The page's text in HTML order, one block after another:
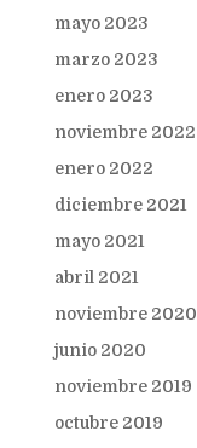
mayo 2023
marzo 2023
enero 2023
noviembre 2022
enero 2022
diciembre 2021
mayo 2021
abril 2021
noviembre 2020
junio 2020
noviembre 2019
octubre 2019